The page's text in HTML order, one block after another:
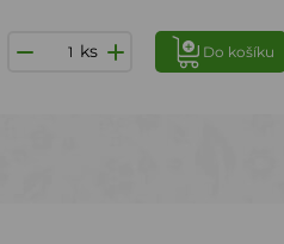
ks Do košíku